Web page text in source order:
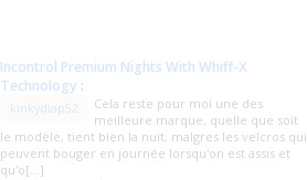
Incontrol Premium Nights With Whiff-X
Technology :
kinkydiap52
Cela reste pour moi une des
meilleure marque, quelle que soit
le modèle, tient bien la nuit, malgres les velcros qui
peuvent bouger en journée lorsqu'on est assis et
qu'o[...]